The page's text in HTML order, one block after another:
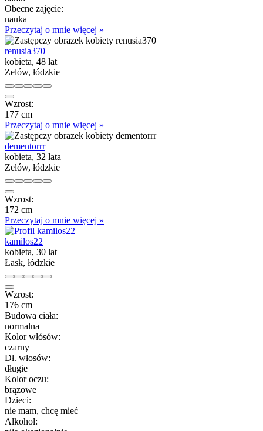
Obecne zajęcie:
nauka
Przeczytaj o mnie więcej »
renusia370
kobieta, 48 lat
Zelów, łódzkie
Wzrost:
177 cm
Przeczytaj o mnie więcej »
dementorrr
kobieta, 32 lata
Zelów, łódzkie
Wzrost:
172 cm
Przeczytaj o mnie więcej »
kamilos22
kobieta, 30 lat
Łask, łódzkie
Wzrost:
176 cm
Budowa ciała:
normalna
Kolor włósów:
czarny
Dł. włosów:
długie
Kolor oczu:
brązowe
Dzieci:
nie mam, chcę mieć
Alkohol: